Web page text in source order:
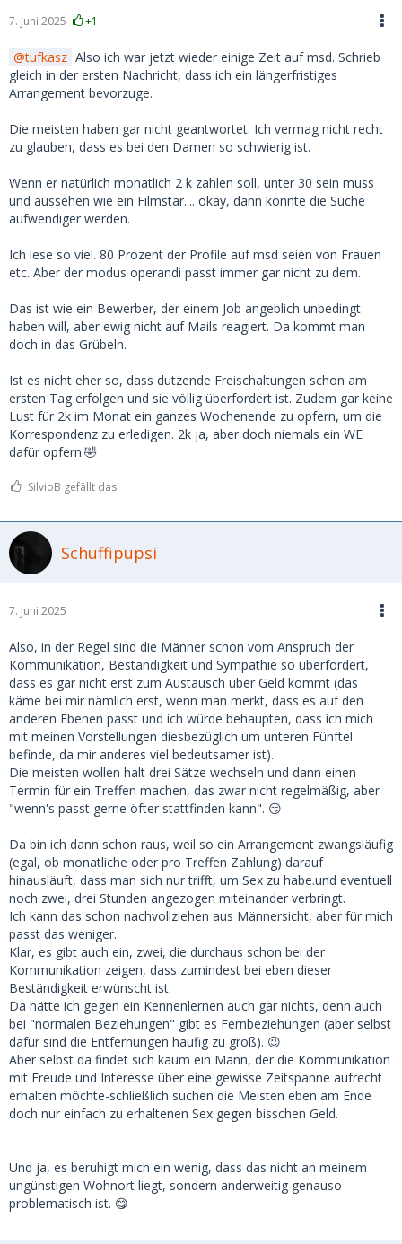
7. Juni 2025 +1
tufkasz Also ich war jetzt wieder einige Zeit auf msd. Schrieb
gleich in der ersten Nachricht, dass ich ein längerfristiges
Arrangement bevorzuge.
Die meisten haben gar nicht geantwortet. Ich vermag nicht recht
zu glauben, dass es bei den Damen so schwierig ist.
Wenn er natürlich monatlich 2 k zahlen soll, unter 30 sein muss
und aussehen wie ein Filmstar.... okay, dann könnte die Suche
aufwendiger werden.
Ich lese so viel. 80 Prozent der Profile auf msd seien von Frauen
etc. Aber der modus operandi passt immer gar nicht zu dem.
Das ist wie ein Bewerber, der einem Job angeblich unbedingt
haben will, aber ewig nicht auf Mails reagiert. Da kommt man
doch in das Grübeln.
Ist es nicht eher so, dass dutzende Freischaltungen schon am
ersten Tag erfolgen und sie völlig überfordert ist. Zudem gar keine
Lust für 2k im Monat ein ganzes Wochenende zu opfern, um die
Korrespondenz zu erledigen. 2k ja, aber doch niemals ein WE
dafür opfern.🤣
SilvioB gefällt das.
Schuffipupsi
7. Juni 2025
Also, in der Regel sind die Männer schon vom Anspruch der
Kommunikation, Beständigkeit und Sympathie so überfordert,
dass es gar nicht erst zum Austausch über Geld kommt (das
käme bei mir nämlich erst, wenn man merkt, dass es auf den
anderen Ebenen passt und ich würde behaupten, dass ich mich
mit meinen Vorstellungen diesbezüglich um unteren Fünftel
befinde, da mir anderes viel bedeutsamer ist).
Die meisten wollen halt drei Sätze wechseln und dann einen
Termin für ein Treffen machen, das zwar nicht regelmäßig, aber
"wenn's passt gerne öfter stattfinden kann". 😏
Da bin ich dann schon raus, weil so ein Arrangement zwangsläufig
(egal, ob monatliche oder pro Treffen Zahlung) darauf
hinausläuft, dass man sich nur trifft, um Sex zu habe.und eventuell
noch zwei, drei Stunden angezogen miteinander verbringt.
Ich kann das schon nachvollziehen aus Männersicht, aber für mich
passt das weniger.
Klar, es gibt auch ein, zwei, die durchaus schon bei der
Kommunikation zeigen, dass zumindest bei eben dieser
Beständigkeit erwünscht ist.
Da hätte ich gegen ein Kennenlernen auch gar nichts, denn auch
bei "normalen Beziehungen" gibt es Fernbeziehungen (aber selbst
dafür sind die Entfernungen häufig zu groß). 😉
Aber selbst da findet sich kaum ein Mann, der die Kommunikation
mit Freude und Interesse über eine gewisse Zeitspanne aufrecht
erhalten möchte-schließlich suchen die Meisten eben am Ende
doch nur einfach zu erhaltenen Sex gegen bisschen Geld.
Und ja, es beruhigt mich ein wenig, dass das nicht an meinem
ungünstigen Wohnort liegt, sondern anderweitig genauso
problematisch ist. 😋